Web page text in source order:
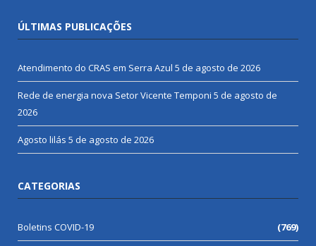
ÚLTIMAS PUBLICAÇÕES
Atendimento do CRAS em Serra Azul 5 de agosto de 2026
Rede de energia nova Setor Vicente Temponi 5 de agosto de
2026
Agosto lilás 5 de agosto de 2026
CATEGORIAS
Boletins COVID-19 (769)